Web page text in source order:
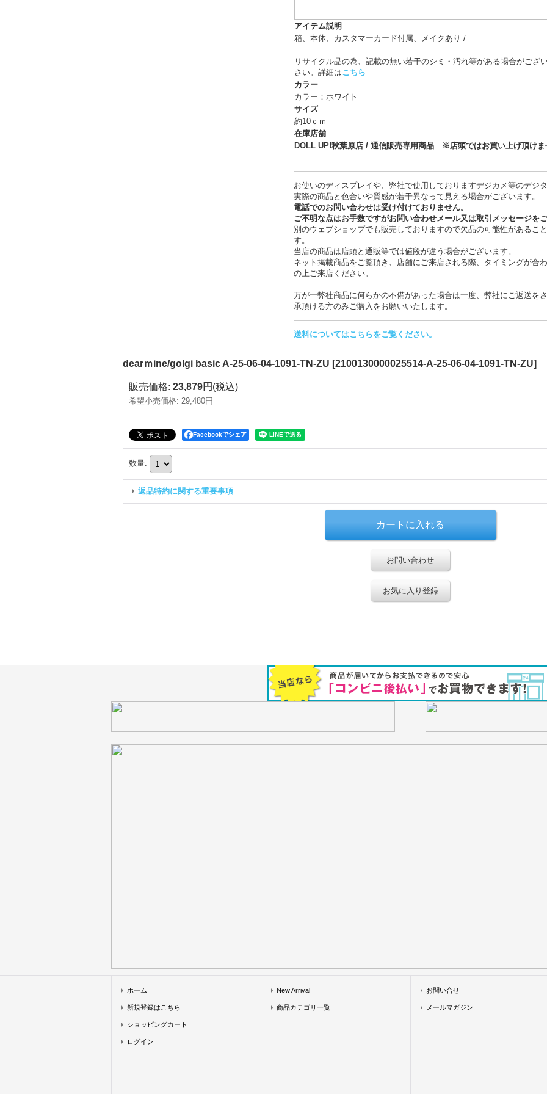
アイテム説明
箱、本体、カスタマーカード付属、メイクあり /
リサイクル品の為、記載の無い若干のシミ・汚れ等がある場合がござ
さい。詳細はこちら
カラー
カラー：ホワイト
サイズ
約10ｃｍ
在庫店舗
DOLL UP!秋葉原店 / 通信販売専用商品 ※店頭ではお買い上げ頂けま
お使いのディスプレイや、弊社で使用しておりますデジカメ等のデジ
実際の商品と色合いや質感が若干異なって見える場合がございます。
電話でのお問い合わせは受け付けておりません。
ご不明な点はお手数ですがお問い合わせメール又は取引メッセージをご
別のウェブショップでも販売しておりますので欠品の可能性があるこ
す。
当店の商品は店頭と通販等では値段が違う場合がございます。
ネット掲載商品をご覧頂き、店舗にご来店される際、タイミングが合
の上ご来店ください。
万が一弊社商品に何らかの不備があった場合は一度、弊社にご返送を
承頂ける方のみご購入をお願いいたします。
送料についてはこちらをご覧ください。
dearｍine/golgi basic A-25-06-04-1091-TN-ZU [2100130000025514-A-25-06-04-1091-TN-ZU]
販売価格: 23,879円 (税込)
希望小売価格: 29,480円
Facebookでシェア
数量:
返品特約に関する重要事項
お問い合わせ
お気に入り登録
ホーム
新規登録はこちら
ショッピングカート
ログイン
New Arrival
商品カテゴリ一覧
お問い合せ
メールマガジン